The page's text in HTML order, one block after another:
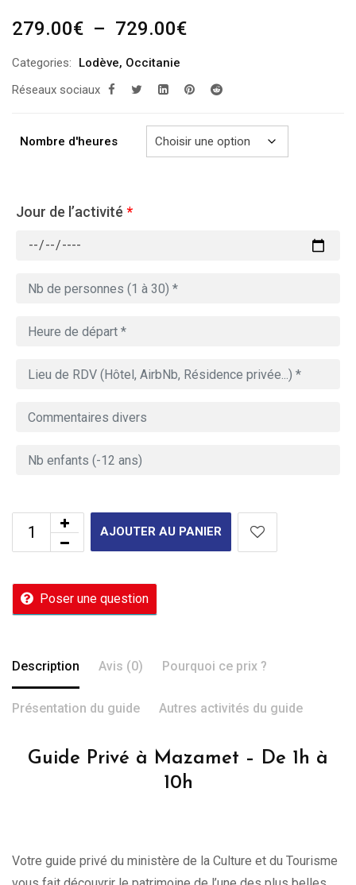
279.00€ – 729.00€Plage
279.00€
729.00€
Categories: Lodève, Occitanie
Réseaux sociaux
Nombre d'heures
Jour de l’activité *
AJOUTER AU PANIER
Poser une question
Description Avis (0) Pourquoi ce prix ?
Présentation du guide Autres activités du guide
Guide Privé à Mazamet – De 1h à
10h
Votre guide privé du ministère de la Culture et du Tourisme